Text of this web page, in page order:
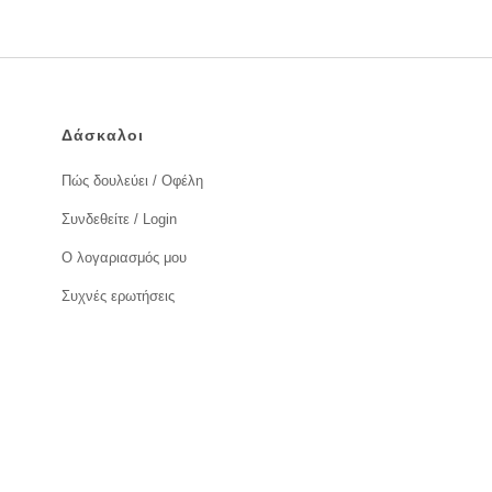
Δάσκαλοι
Πώς δουλεύει / Οφέλη
Συνδεθείτε / Login
Ο λογαριασμός μου
Συχνές ερωτήσεις